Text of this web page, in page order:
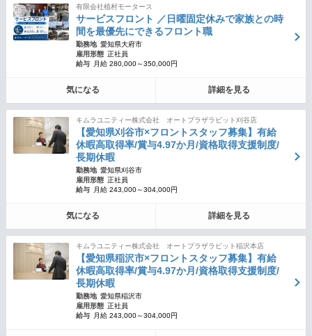
有限会社植村モータース
サービスフロント ／日曜固定休みで家族との時
間を最優先にできるフロント職
勤務地 愛知県大府市
雇用形態 正社員
給与
月給 280,000～350,000円
気になる 詳細を見る
キムラユニティー株式会社 オートプラザラビット刈谷店
【愛知県刈谷市×フロントスタッフ募集】有給
休暇高取得率/賞与4.97か月/資格取得支援制度/
長期休暇
勤務地 愛知県刈谷市
雇用形態 正社員
給与
月給 243,000～304,000円
気になる 詳細を見る
キムラユニティー株式会社 オートプラザラビット稲沢本店
【愛知県稲沢市×フロントスタッフ募集】有給
休暇高取得率/賞与4.97か月/資格取得支援制度/
長期休暇
勤務地 愛知県稲沢市
雇用形態 正社員
給与
月給 243,000～304,000円